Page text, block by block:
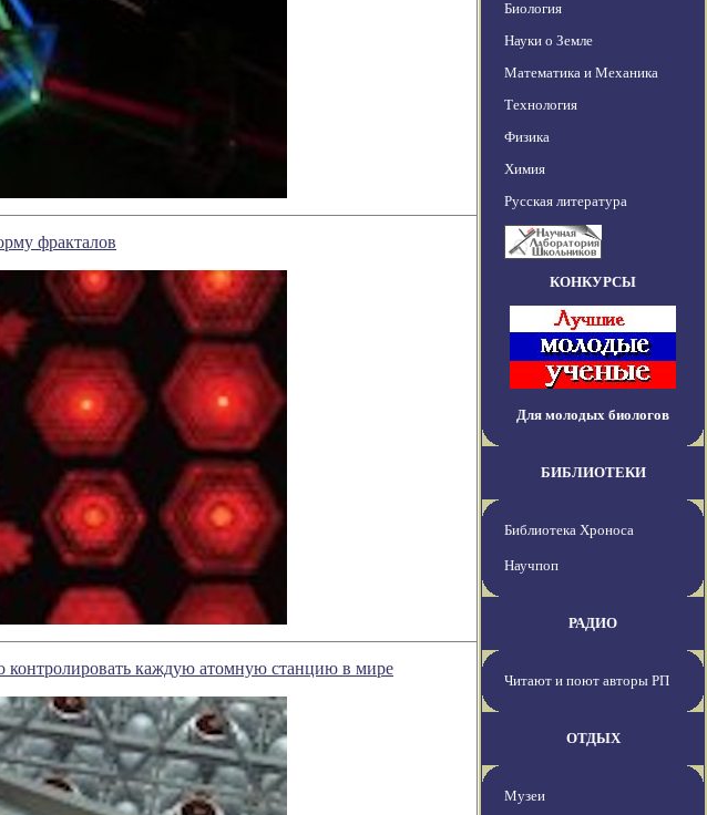
фракталов
каждую атомную станцию в мире
Биология
Науки о Земле
Математика и Механика
Технология
Физика
Химия
Русская литература
КОНКУРСЫ
Для молодых биологов
БИБЛИОТЕКИ
Библиотека Хроноса
Научпоп
РАДИО
Читают и поют авторы РП
ОТДЫХ
Музеи